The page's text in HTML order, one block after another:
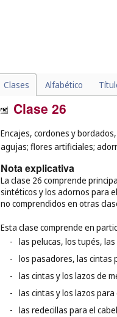
Clases Alfabético
Clase 26
Encajes, cordones y
agujas; flores artificiales;
Nota explicativa
La clase 26 comprende
sintéticos y los adornos para
no comprendidos en otras
Esta clase comprende en
- las pelucas, los tupés,
- los pasadores, las cintas
- las cintas y los lazos de
- las cintas y los lazos
- las redecillas para el